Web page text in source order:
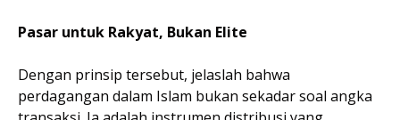
Pasar untuk Rakyat, Bukan Elite
Dengan prinsip tersebut, jelaslah bahwa
perdagangan dalam Islam bukan sekadar soal angka